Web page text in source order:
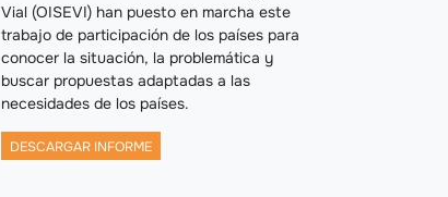
Vial (OISEVI) han puesto en marcha este
trabajo de participación de los países para
conocer la situación, la problemática y
buscar propuestas adaptadas a las
necesidades de los países.
DESCARGAR INFORME